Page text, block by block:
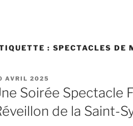
: SPECTACLES DE
AVRIL 2025
Soirée Spectacle
de la Saint-